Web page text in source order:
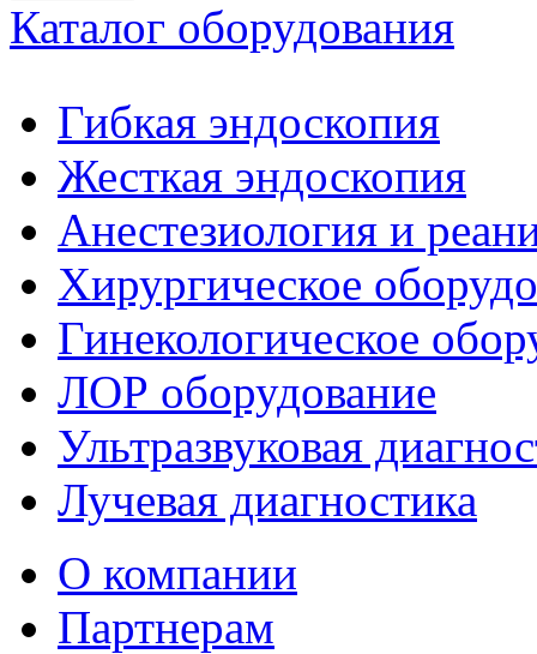
Каталог оборудования
Гибкая эндоскопия
Жесткая эндоскопия
Анестезиология и
Хирургическое
Гинекологическое
ЛОР оборудование
Ультразвуковая
Лучевая диагностика
О компании
Партнерам